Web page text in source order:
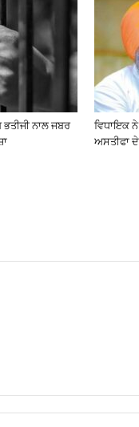
ਭਤੀਜੀ ਨਾਲ ਜਬਰ
ਵਿਧਾਇਕ
ਅਸਤੀਫਾ